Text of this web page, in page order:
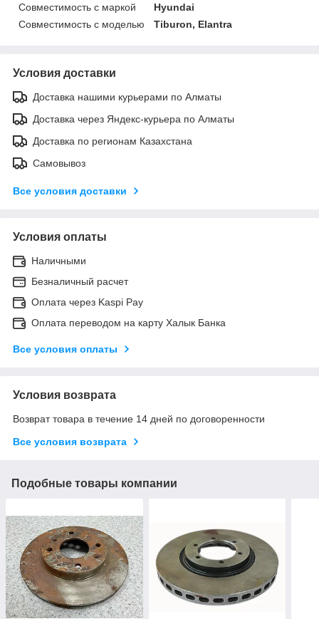
Совместимость с маркой
Hyundai
Совместимость с моделью
Tiburon, Elantra
Условия доставки
Доставка нашими курьерами по Алматы
Доставка через Яндекс-курьера по Алматы
Доставка по регионам Казахстана
Самовывоз
Все условия доставки
Условия оплаты
Наличными
Безналичный расчет
Оплата через Kaspi Pay
Оплата переводом на карту Халык Банка
Все условия оплаты
Условия возврата
Возврат товара в течение 14 дней по договоренности
Все условия возврата
Подобные товары компании